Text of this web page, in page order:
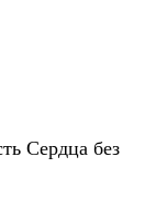
Сердца без